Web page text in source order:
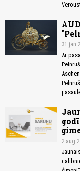
31.jan
Ar
2.aug